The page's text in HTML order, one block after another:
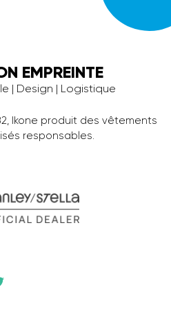
EMPREINTE
| Design | Logistique
Ikone produit des vêtements
responsables.